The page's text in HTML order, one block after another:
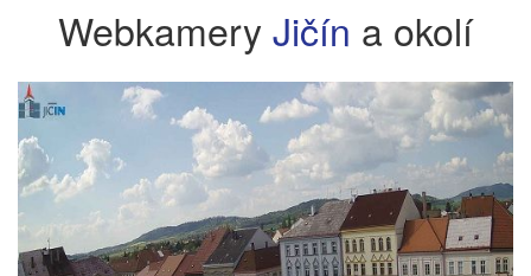
Webkamery Jičín a okolí